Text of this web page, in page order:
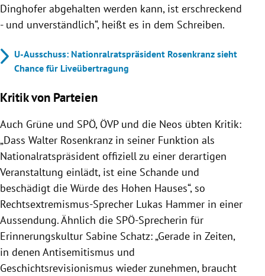
Dinghofer abgehalten werden kann, ist erschreckend
- und unverständlich“, heißt es in dem Schreiben.
U-Ausschuss: Nationralratspräsident Rosenkranz sieht
Chance für Liveübertragung
Kritik von Parteien
Auch Grüne und SPÖ, ÖVP und die Neos übten Kritik:
„Dass Walter Rosenkranz in seiner Funktion als
Nationalratspräsident offiziell zu einer derartigen
Veranstaltung einlädt, ist eine Schande und
beschädigt die Würde des Hohen Hauses“, so
Rechtsextremismus-Sprecher Lukas Hammer in einer
Aussendung. Ähnlich die SPÖ-Sprecherin für
Erinnerungskultur Sabine Schatz: „Gerade in Zeiten,
in denen Antisemitismus und
Geschichtsrevisionismus wieder zunehmen, braucht